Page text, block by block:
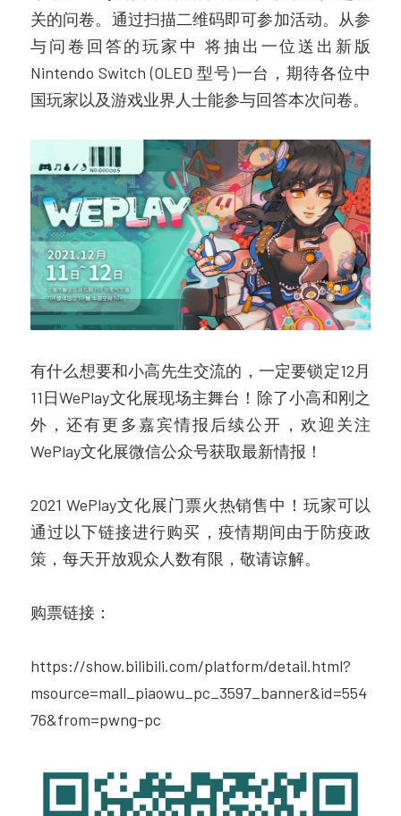
关的问卷。通过扫描二维码即可参加活动。从参
与问卷回答的玩家中 将抽出一位送出新版
Nintendo Switch (OLED 型号)一台，期待各位中
国玩家以及游戏业界人士能参与回答本次问卷。
有什么想要和小高先生交流的，一定要锁定12月
11日WePlay文化展现场主舞台！除了小高和刚之
外，还有更多嘉宾情报后续公开，欢迎关注
WePlay文化展微信公众号获取最新情报！
2021 WePlay文化展门票火热销售中！玩家可以
通过以下链接进行购买，疫情期间由于防疫政
策，每天开放观众人数有限，敬请谅解。
购票链接：
https://show.bilibili.com/platform/detail.html?
msource=mall_piaowu_pc_3597_banner&id=554
76&from=pwng-pc